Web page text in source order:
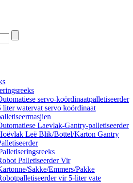
servo-koördinaatpalletiseerder
liter watervat servo koördinaat
Laevlak-Gantry-palletiseerder
Leë Blik/Bottel/Karton Gantry
Palletiseerder Vir
Sakke/Emmers/Pakke
vir 5-liter vate